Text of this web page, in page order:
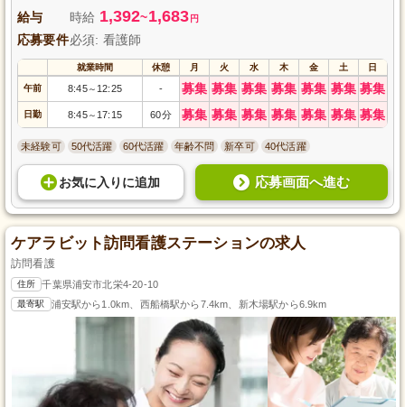
給与 時給 1,392~1,683 円
応募要件必須: 看護師
就業時間 休憩 月 火 水 木 金 土 日
午前 8:45～ 12:25 - 募集 募集 募集 募集 募集 募集 募集
日勤 8:45～ 17:15 60分 募集 募集 募集 募集 募集 募集 募集
未経験可 50代活躍 60代活躍 年齢不問 新卒可 40代活躍
お気に入り に追加 応募画面へ進む
ケアラビット訪問看護ステーションの求人
訪問看護
住所 千葉県浦安市北栄4-20-10
最寄駅 浦安駅から1.0km、西船橋駅から7.4km、新木場駅から6.9km